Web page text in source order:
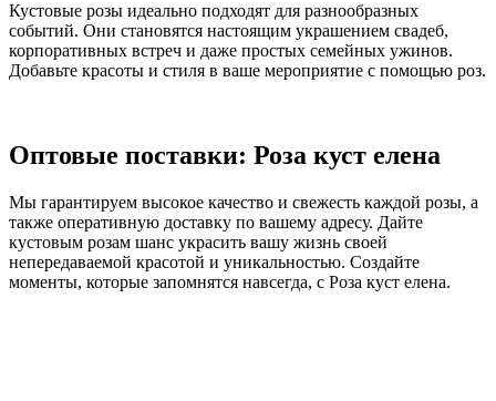
Кустовые розы идеально подходят для разнообразных
событий. Они становятся настоящим украшением свадеб,
корпоративных встреч и даже простых семейных ужинов.
Добавьте красоты и стиля в ваше мероприятие с помощью роз.
Оптовые поставки: Роза куст елена
Мы гарантируем высокое качество и свежесть каждой розы, а
также оперативную доставку по вашему адресу. Дайте
кустовым розам шанс украсить вашу жизнь своей
непередаваемой красотой и уникальностью. Создайте
моменты, которые запомнятся навсегда, с Роза куст елена.